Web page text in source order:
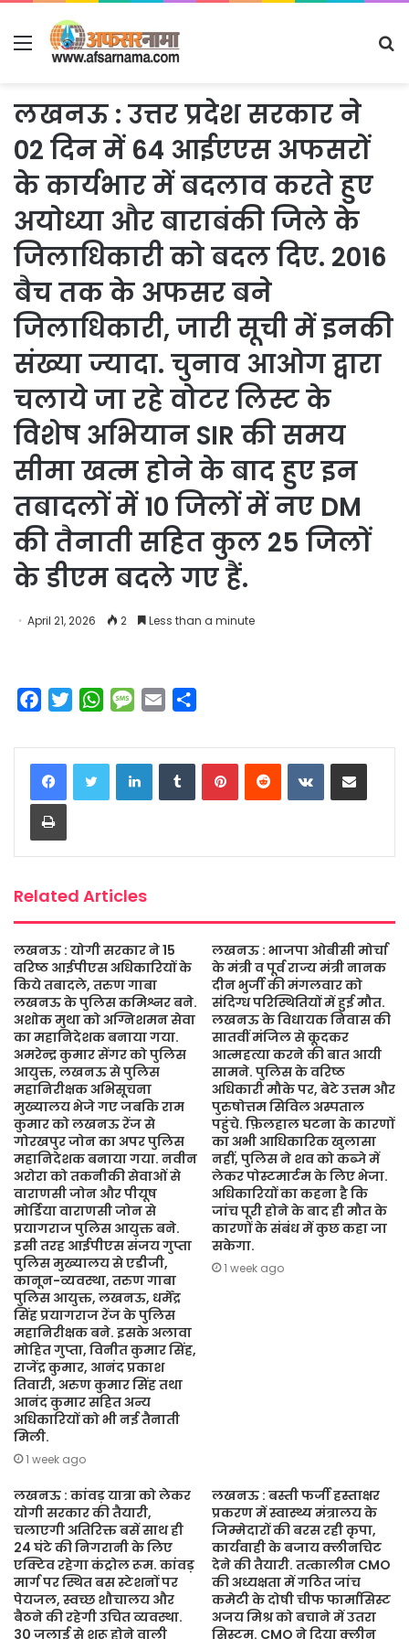
Menu
लखनऊ : उत्तर प्रदेश सरकार ने
02 दिन में 64 आईएएस अफसरों
के कार्यभार में बदलाव करते हुए
अयोध्या और बाराबंकी जिले के
जिलाधिकारी को बदल दिए. 2016
बैच तक के अफसर बने
जिलाधिकारी, जारी सूची में इनकी
संख्या ज्यादा. चुनाव आओग द्वारा
चलाये जा रहे वोटर लिस्ट के
विशेष अभियान SIR की समय
सीमा खत्म होने के बाद हुए इन
तबादलों में 10 जिलों में नए DM
की तैनाती सहित कुल 25 जिलों
के डीएम बदले गए हैं.
April 21, 2026 2 Less than a minute
c
e
b
o
o
i
t
t
W
a
t
s
M
s
s
a
a
i
a
r
e
LinkedInTumblrPinterestReddit VKontakteShare via Email
Print
Related Articles
लखनऊ : योगी सरकार ने 15
वरिष्ठ आईपीएस अधिकारियों के
किये तबादले, तरुण गाबा
लखनऊ के पुलिस कमिश्नर बने.
अशोक मुथा को अग्निशमन सेवा
का महानिदेशक बनाया गया.
अमरेन्द्र कुमार सेंगर को पुलिस
आयुक्त, लखनऊ से पुलिस
महानिरीक्षक अभिसूचना
मुख्यालय भेजे गए जबकि राम
कुमार को लखनऊ रेंज से
गोरखपुर जोन का अपर पुलिस
महानिदेशक बनाया गया. नवीन
अरोरा को तकनीकी सेवाओं से
वाराणसी जोन और पीयूष
मोर्डिया वाराणसी जोन से
प्रयागराज पुलिस आयुक्त बने.
इसी तरह आईपीएस संजय गुप्ता
पुलिस मुख्यालय से एडीजी,
कानून-व्यवस्था, तरुण गाबा
पुलिस आयुक्त, लखनऊ, धर्मेंद्र
सिंह प्रयागराज रेंज के पुलिस
महानिरीक्षक बने. इसके अलावा
मोहित गुप्ता, विनीत कुमार सिंह,
राजेंद्र कुमार, आनंद प्रकाश
तिवारी, अरुण कुमार सिंह तथा
आनंद कुमार सहित अन्य
अधिकारियों को भी नई तैनाती
मिली.
1 week ago
लखनऊ : भाजपा ओबीसी मोर्चा
के मंत्री व पूर्व राज्य मंत्री नानक
दीन भुर्जी की मंगलवार को
संदिग्ध परिस्थितियों में हुई मौत.
लखनऊ के विधायक निवास की
सातवीं मंजिल से कूदकर
आत्महत्या करने की बात आयी
सामने. पुलिस के वरिष्ठ
अधिकारी मौके पर, बेटे उत्तम और
पुरुषोत्तम सिविल अस्पताल
पहुंचे. फ़िलहाल घटना के कारणों
का अभी आधिकारिक खुलासा
नहीं, पुलिस ने शव को कब्जे में
लेकर पोस्टमार्टम के लिए भेजा.
अधिकारियों का कहना है कि
जांच पूरी होने के बाद ही मौत के
कारणों के संबंध में कुछ कहा जा
सकेगा.
1 week ago
लखनऊ : कांवड़ यात्रा को लेकर
योगी सरकार की तैयारी,
चलाएगी अतिरिक्त बसें साथ ही
24 घंटे की निगरानी के लिए
एक्टिव रहेगा कंट्रोल रूम. कांवड़
मार्ग पर स्थित बस स्टेशनों पर
पेयजल, स्वच्छ शौचालय और
बैठने की रहेगी उचित व्यवस्था.
30 जुलाई से शुरू होने वाली
लखनऊ : बस्ती फर्जी हस्ताक्षर
प्रकरण में स्वास्थ्य मंत्रालय के
जिम्मेदारों की बरस रही कृपा,
कार्यवाही के बजाय क्लीनचिट
देने की तैयारी. तत्कालीन CMO
की अध्यक्षता में गठित जांच
कमेटी के दोषी चीफ फार्मासिस्ट
अजय मिश्र को बचाने में उतरा
सिस्टम. CMO ने दिया क्लीन